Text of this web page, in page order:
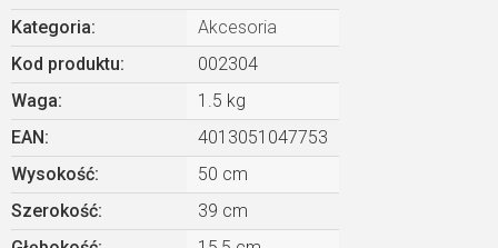
Kategoria:
Akcesoria
Kod produktu:
002304
Waga:
1.5 kg
EAN:
4013051047753
Wysokość:
50 cm
Szerokość:
39 cm